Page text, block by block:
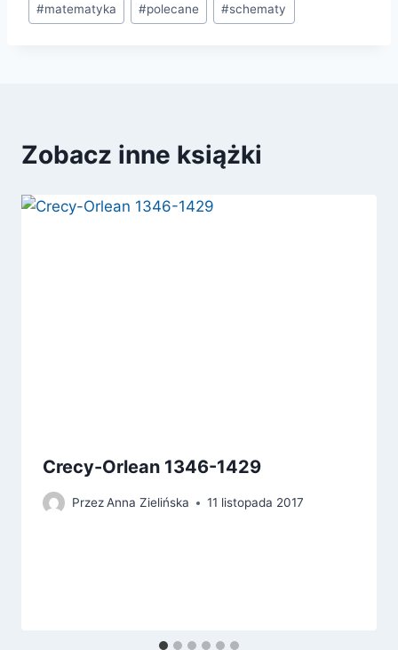
#matematyka #polecane #schematy
Zobacz inne książki
Crecy-Orlean 1346-1429
PrzezAnna Zielińska 11 listopada 2017